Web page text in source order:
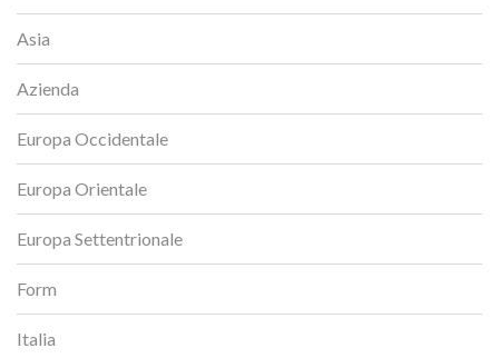
Asia
Azienda
Europa Occidentale
Europa Orientale
Europa Settentrionale
Form
Italia